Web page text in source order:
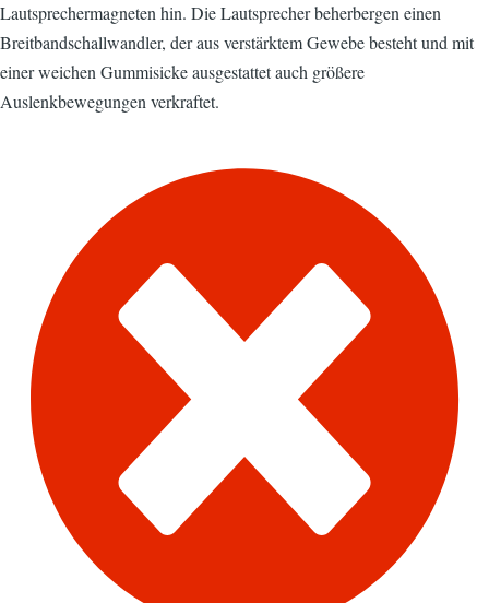
Lautsprechermagneten hin. Die Lautsprecher beherbergen einen
Breitbandschallwandler, der aus verstärktem Gewebe besteht und mit
einer weichen Gummisicke ausgestattet auch größere
Auslenkbewegungen verkraftet.